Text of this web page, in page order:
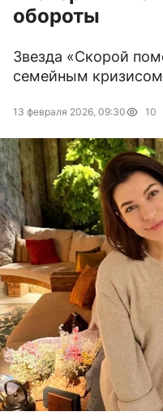
обороты
Звезда «Скорой
семейным кризисом
13 февраля 2026, 09:30 10